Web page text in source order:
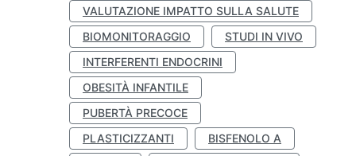
VALUTAZIONE IMPATTO SULLA SALUTE
BIOMONITORAGGIO
STUDI IN VIVO
INTERFERENTI ENDOCRINI
OBESITÀ INFANTILE
PUBERTÀ PRECOCE
PLASTICIZZANTI
BISFENOLO A